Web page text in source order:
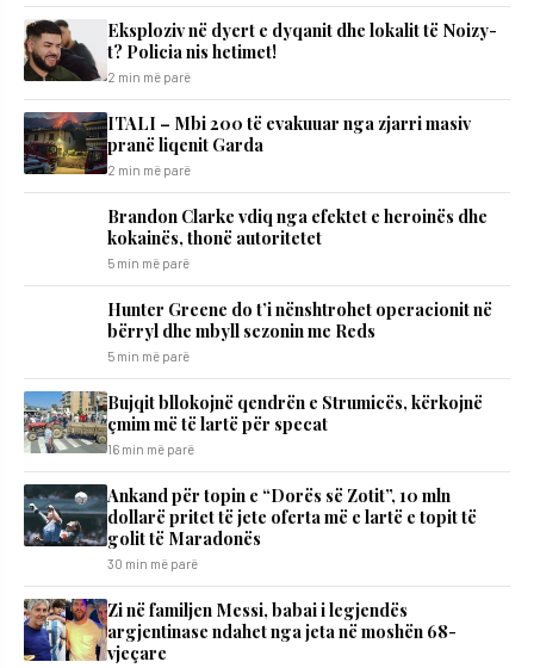
Eksploziv në dyert e dyqanit dhe lokalit të Noizy-
t? Policia nis hetimet!
2 min më parë
ITALI – Mbi 200 të evakuuar nga zjarri masiv
pranë liqenit Garda
2 min më parë
Brandon Clarke vdiq nga efektet e heroinës dhe
kokainës, thonë autoritetet
5 min më parë
Hunter Greene do t’i nënshtrohet operacionit në
bërryl dhe mbyll sezonin me Reds
5 min më parë
Bujqit bllokojnë qendrën e Strumicës, kërkojnë
çmim më të lartë për specat
16 min më parë
Ankand për topin e “Dorës së Zotit”, 10 mln
dollarë pritet të jete oferta më e lartë e topit të
golit të Maradonës
30 min më parë
Zi në familjen Messi, babai i legjendës
argjentinase ndahet nga jeta në moshën 68-
vjeçare